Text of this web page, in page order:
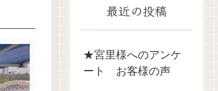
最近の投稿
★宮里様へのアンケ
ート お客様の声